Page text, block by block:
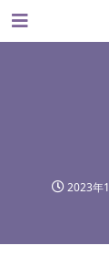
2023年